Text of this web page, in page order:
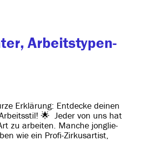
Arbeitstypen-
Erklärung: Entdecke dei­nen
🌟 Jeder von uns hat
zu arbei­ten. Manche jon­glie­
wie ein Profi-Zirkusartist,